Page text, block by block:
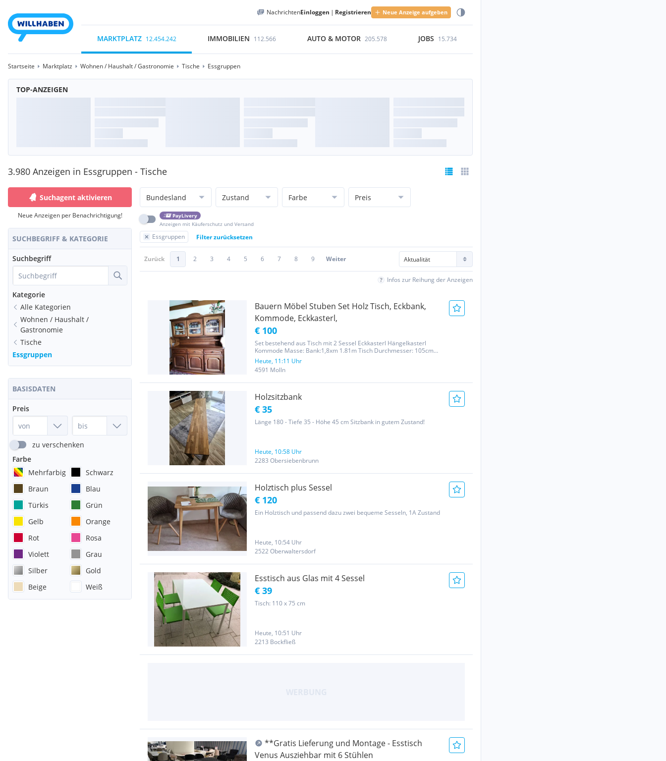
NachrichtenEinloggen | Registrieren Neue Anzeige aufgeben
MARKTPLATZ 12.454.242 IMMOBILIEN 112.566 AUTO & MOTOR 205.578 JOBS 15.734
Startseite Marktplatz Wohnen / Haushalt / Gastronomie Tische Essgruppen
TOP-ANZEIGEN
3.980 Anzeigen in Essgruppen - Tische
Suchagent aktivieren
Neue Anzeigen per Benachrichtigung!
SUCHBEGRIFF & KATEGORIE
Suchbegriff
Kategorie
Alle Kategorien
Wohnen / Haushalt /
Gastronomie
Tische
Essgruppen
BASISDATEN
Preis
zu verschenken
Farbe
Mehrfarbig
Schwarz
Braun
Blau
Türkis
Grün
Gelb
Orange
Rot
Rosa
Violett
Grau
Silber
Gold
Beige
Weiß
Bundesland Zustand Farbe Preis
PayLivery
Anzeigen mit Käuferschutz und Versand
Essgruppen Filter zurücksetzen
Zurück 1 2 3 4 5 6 7 8 9 Weiter
Infos zur Reihung der Anzeigen
Bauern Möbel Stuben Set Holz Tisch, Eckbank,
Kommode, Eckkasterl,
€ 100
Set bestehend aus Tisch mit 2 Sessel Eckkasterl Hängelkasterl
Kommode Masse: Bank:1,8xm 1.81m Tisch Durchmesser: 105cm
Kommode: 45 tief, 171cm lang Eckkastl : 50x50 x53 Hängelkasterl:
100 x63 Masse gerne auf Anfrage Besichtigung und Abholung in
Molln
Heute, 11:11 Uhr
4591 Molln
Holzsitzbank
€ 35
Länge 180 - Tiefe 35 - Höhe 45 cm Sitzbank in gutem Zustand!
Heute, 10:58 Uhr
2283 Obersiebenbrunn
Holztisch plus Sessel
€ 120
Ein Holztisch und passend dazu zwei bequeme Sesseln, 1A Zustand
Heute, 10:54 Uhr
2522 Oberwaltersdorf
Esstisch aus Glas mit 4 Sessel
€ 39
Tisch: 110 x 75 cm
Heute, 10:51 Uhr
2213 Bockfließ
**Gratis Lieferung und Montage - Esstisch
Venus Ausziehbar mit 6 Stühlen